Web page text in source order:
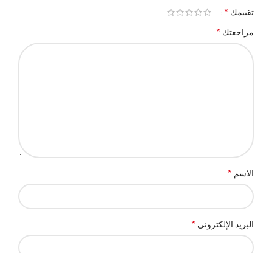
تقييمك *
مراجعتك *
الاسم *
البريد الإلكتروني *